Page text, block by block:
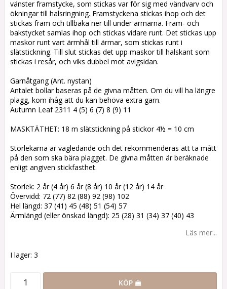
vänster framstycke, som stickas var för sig med vändvarv och
ökningar till halsringning. Framstyckena stickas ihop och det
stickas fram och tillbaka ner till under ärmarna. Fram- och
bakstycket samlas ihop och stickas vidare runt. Det stickas upp
maskor runt vart ärmhål till ärmar, som stickas runt i
slätstickning. Till slut stickas det upp maskor till halskant som
stickas i resår, och viks dubbel mot avigsidan.
Garnåtgang (Ant. nystan)
Antalet bollar baseras på de givna måtten. Om du vill ha längre
plagg, kom ihåg att du kan behöva extra garn.
Autumn Leaf 2311 4 (5) 6 (7) 8 (9) 11
MASKTÄTHET: 18 m slätstickning på stickor 4½ = 10 cm
Storlekarna är vägledande och det rekommenderas att ta mått
på den som ska bära plagget. De givna måtten är beräknade
enligt angiven stickfasthet.
Storlek: 2 år (4 år) 6 år (8 år) 10 år (12 år) 14 år
Övervidd: 72 (77) 82 (88) 92 (98) 102
Hel längd: 37 (41) 45 (48) 51 (54) 57
Ärmlängd (eller önskad längd): 25 (28) 31 (34) 37 (40) 43
Läs mer...
I lager: 3
KÖP